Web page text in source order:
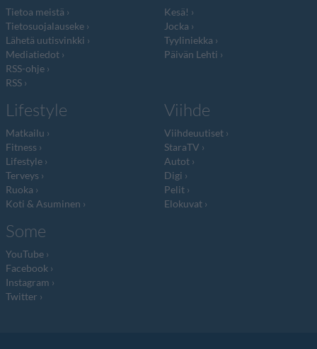
Tietoa meistä
Tietosuojalauseke
Lähetä uutisvinkki
Mediatiedot
RSS-ohje
RSS
Kesä!
Jocka
Tyyliniekka
Päivän Lehti
Lifestyle
Matkailu
Fitness
Lifestyle
Terveys
Ruoka
Koti & Asuminen
Viihde
Viihdeuutiset
StaraTV
Autot
Digi
Pelit
Elokuvat
Some
YouTube
Facebook
Instagram
Twitter